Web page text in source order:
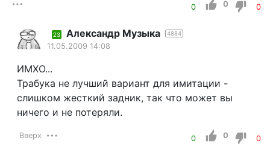
0 0 0
23 Александр Музыка 4884
11.05.2009 14:08
ИМХО...
Трабука не лучший вариант для имитации -
слишком жесткий задник, так что может вы
ничего и не потеряли.
Вверх 0 0 0